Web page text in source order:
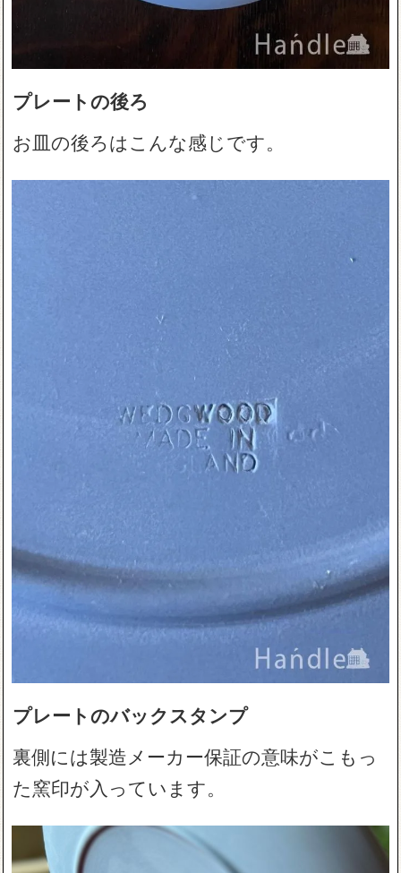
プレートの後ろ
お皿の後ろはこんな感じです。
プレートのバックスタンプ
裏側には製造メーカー保証の意味がこもっ
た窯印が入っています。